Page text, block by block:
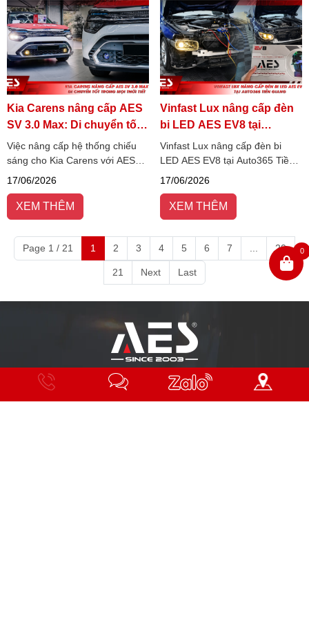
Kia Carens nâng cấp AES
SV 3.0 Max: Di chuyển tốt
trong mọi thời tiết
Việc nâng cấp hệ thống chiếu
sáng cho Kia Carens với AES
SV 3.0 Max giúp cải thiện rõ rệt
và trong điều kiện thời tiết xấu.
17/06/2026
XEM THÊM
Vinfast Lux nâng cấp đèn
bi LED AES EV8 tại
Auto365 Tiền Giang
Vinfast Lux nâng cấp đèn bi
LED AES EV8 tại Auto365 Tiền
Giang đang trở thành lựa chọn
nhằm cải thiện tầm nhìn và độ
an toàn khi vận hành.
17/06/2026
XEM THÊM
Page 1 / 21 1 2 3 4 5 6 7 20
21 Next Last
“THƯƠNG HIỆU ĐÈN TĂNG SÁNG TOÀN CẦU”
0